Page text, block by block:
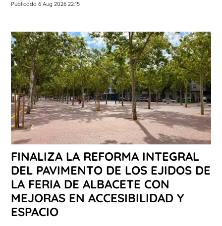
Publicado 6 Aug 2026 22:15
FINALIZA LA REFORMA INTEGRAL
DEL PAVIMENTO DE LOS EJIDOS DE
LA FERIA DE ALBACETE CON
MEJORAS EN ACCESIBILIDAD Y
ESPACIO